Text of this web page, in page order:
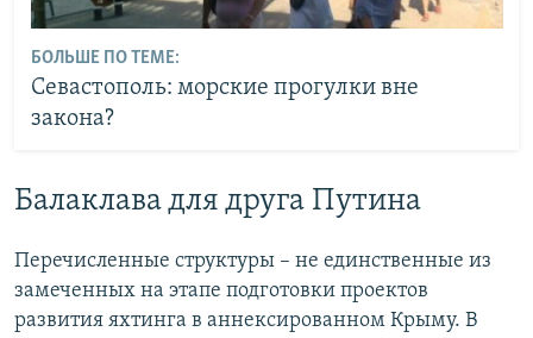
БОЛЬШЕ ПО ТЕМЕ:
Севастополь: морские прогулки вне
закона?
Балаклава для друга Путина
Перечисленные структуры – не единственные из
замеченных на этапе подготовки проектов
развития яхтинга в аннексированном Крыму. В